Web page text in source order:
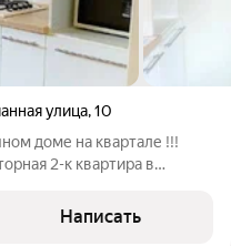
улица,10
доме на квартале !!!
2-к квартира в
города Казани.
Написать